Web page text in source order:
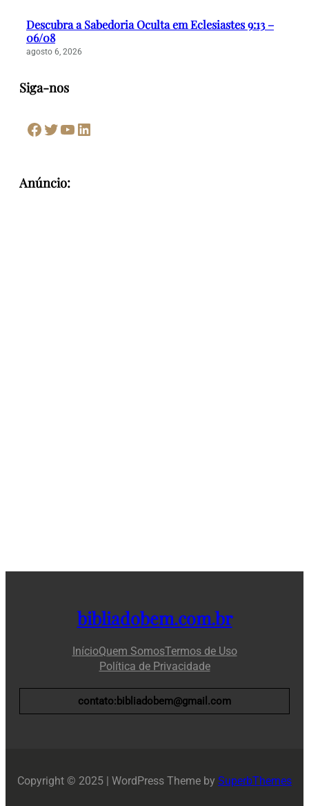
Descubra a Sabedoria Oculta em Eclesiastes 9:13 –
06/08
agosto 6, 2026
Siga-nos
Facebook Twitter Youtube LinkedIn
Anúncio:
bibliadobem.com.br
InícioQuem SomosTermos de Uso
Política de Privacidade
contato:bibliadobem@gmail.com
Copyright © 2025 | WordPress Theme by SuperbThemes